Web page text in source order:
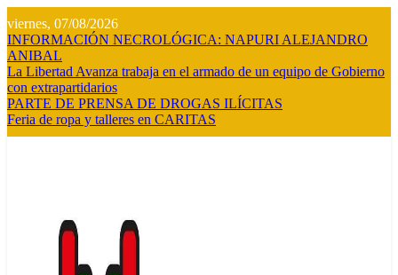
al
contenido
viernes, 07/08/2026
INFORMACIÓN NECROLÓGICA: NAPURI ALEJANDRO
ANIBAL
La Libertad Avanza trabaja en el armado de un equipo de Gobierno
con extrapartidarios
PARTE DE PRENSA DE DROGAS ILÍCITAS
Feria de ropa y talleres en CARITAS